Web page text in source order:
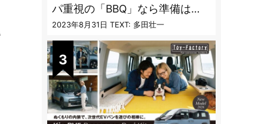
パ重視の「BBQ」なら準備は
「トライアル」一択だった
2023年8月31日 TEXT: 多田壮一